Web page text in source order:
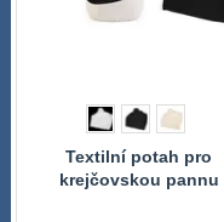
Textilní potah pro
krejčovskou pannu